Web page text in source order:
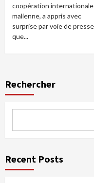
coopération internationale
malienne, a appris avec
surprise par voie de presse
que...
Rechercher
Recent Posts